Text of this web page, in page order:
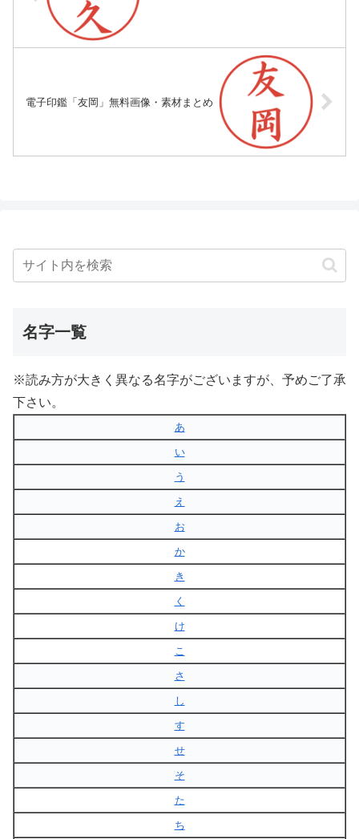
電子印鑑「友岡」無料画像・素材まとめ
名字一覧
※読み方が大きく異なる名字がございますが、予めご了承
下さい。
あ
い
う
え
お
か
き
く
け
こ
さ
し
す
せ
そ
た
ち